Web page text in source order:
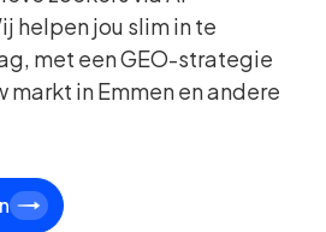
helpen jou slim in te
met een GEO-strategie
markt in Emmen en andere